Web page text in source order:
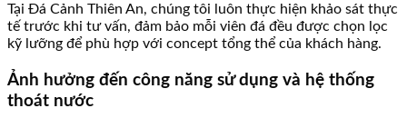
Tại Đá Cảnh Thiên An, chúng tôi luôn thực hiện khảo sát thực
tế trước khi tư vấn, đảm bảo mỗi viên đá đều được chọn lọc
kỹ lưỡng để phù hợp với concept tổng thể của khách hàng.
Ảnh hưởng đến công năng sử dụng và hệ thống
thoát nước